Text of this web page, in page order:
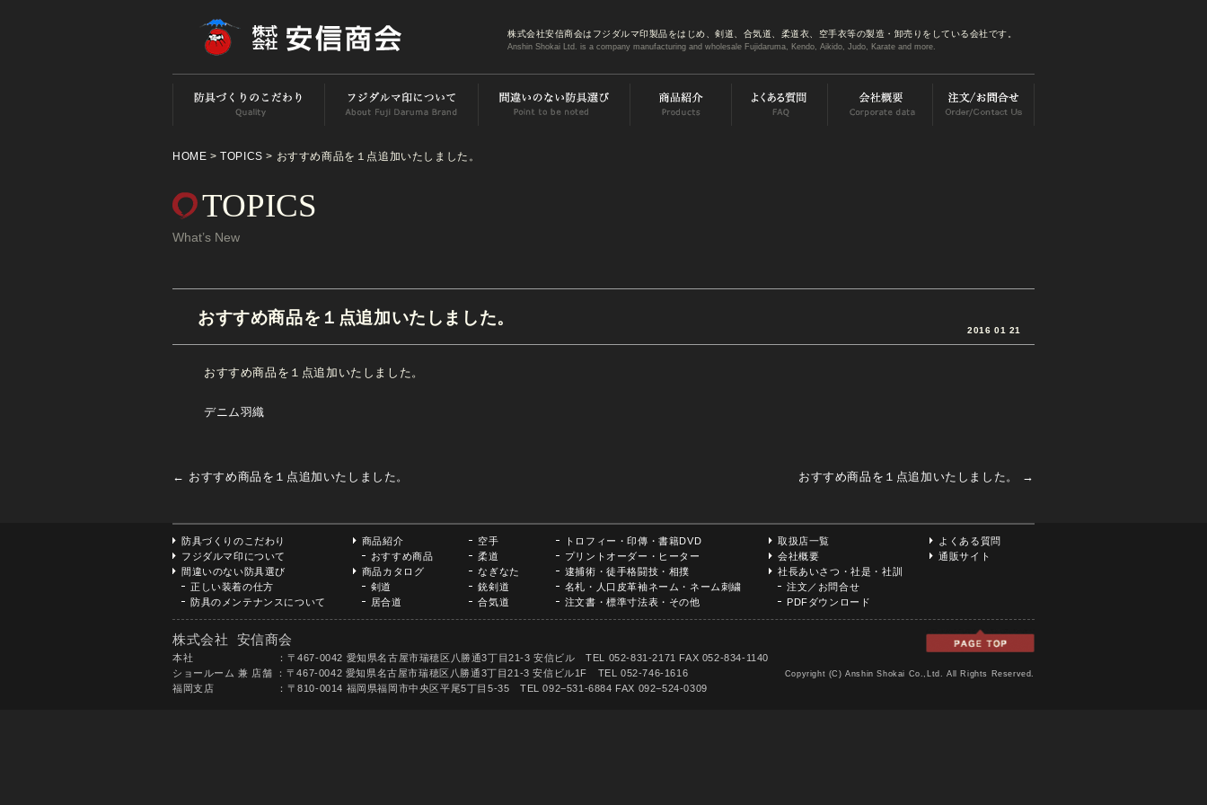
株式会社安信商会はフジダルマ印製品をはじめ、剣道、合気道、柔道衣、空手衣等の製造・卸売りをしている会社です。
Anshin Shokai Ltd. is a company manufacturing and wholesale Fujidaruma, Kendo, Aikido, Judo, Karate and more.
HOME >TOPICS > おすすめ商品を１点追加いたしました。
TOPICS
What’s New
おすすめ商品を１点追加いたしました。
2016 01 21
おすすめ商品を１点追加いたしました。
デニム羽織
おすすめ商品を１点追加いたしました。 →
← おすすめ商品を１点追加いたしました。
防具づくりのこだわり
フジダルマ印について
間違いのない防具選び
正しい装着の仕方
防具のメンテナンスについて
商品紹介
おすすめ商品
商品カタログ
剣道
居合道
空手
柔道
なぎなた
銃剣道
合気道
トロフィー・印傳・書籍DVD
プリントオーダー・ヒーター
逮捕術・徒手格闘技・相撲
名札・人口皮革袖ネーム・ネーム刺繍
注文書・標準寸法表・その他
取扱店一覧
会社概要
社長あいさつ・社是・社訓
注文／お問合せ
PDFダウンロード
よくある質問
通販サイト
株式会社 安信商会
本社 ：〒467-0042 愛知県名古屋市瑞穂区八勝通3丁目21-3 安信ビル TEL 052-831-2171 FAX 052-834-1140
ショールーム 兼 店舗 ：〒467-0042 愛知県名古屋市瑞穂区八勝通3丁目21-3 安信ビル1F TEL 052-746-1616
福岡支店 ：〒810-0014 福岡県福岡市中央区平尾5丁目5-35 TEL 092−531-6884 FAX 092−524-0309
Copyright (C) Anshin Shokai Co.,Ltd. All Rights Reserved.